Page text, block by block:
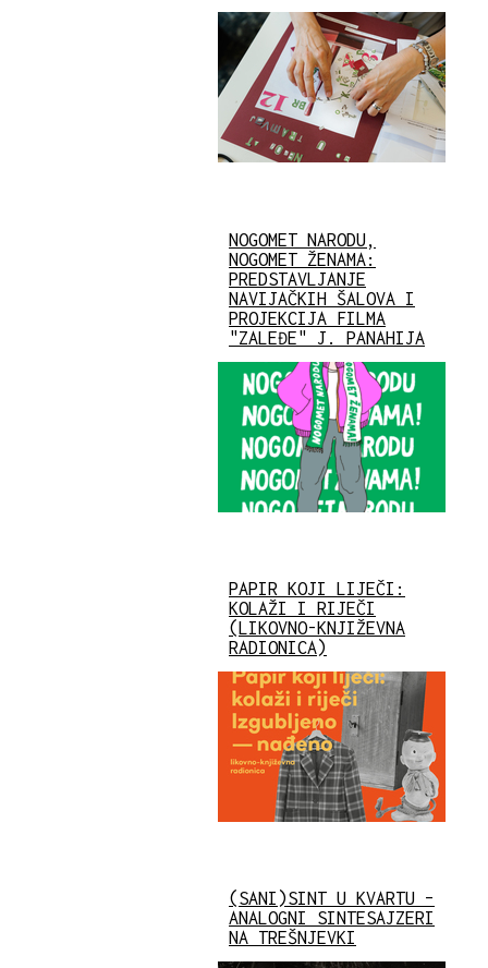
NOGOMET NARODU,
NOGOMET ŽENAMA:
PREDSTAVLJANJE
NAVIJAČKIH ŠALOVA I
PROJEKCIJA FILMA
"ZALEĐE" J. PANAHIJA
PAPIR KOJI LIJEČI:
KOLAŽI I RIJEČI
(LIKOVNO-KNJIŽEVNA
RADIONICA)
(SANI)SINT U KVARTU –
ANALOGNI SINTESAJZERI
NA TREŠNJEVKI